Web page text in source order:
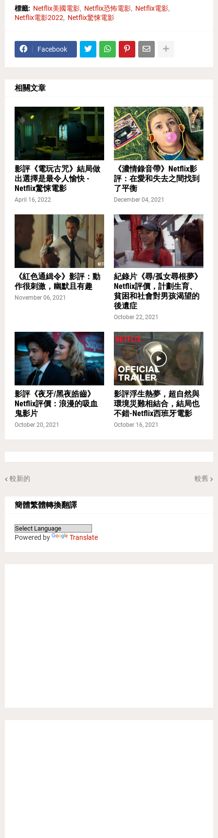
標籤: Netflix美國電影 Netflix恐怖電影
Netflix電影
Netflix電影2022
Netflix驚悚電影
Facebook
相關文章
影評《電玩古咒》結局做
出選擇是最令人愉快 -
Netflix驚悚電影
April 16, 2022
《濃情錄音帶》Netflix影
評：在愛和失去之間找到
了平衡
December 04, 2021
《紅色通緝令》影評：動
作很刺激，幽默且有趣
November 06, 2021
紀錄片《尋/孤女尋根夢》
Netflix評價，計劃生育、
貧困和社會對男孩渴望的
後遺症
October 22, 2021
影評《夜牙/黑夜皓齒》
Netflix評價：浪漫的吸血
鬼影片
October 20, 2021
影評浮生熱夢，超自然與
環境災難相結合，結局也
不錯-Netflix西班牙電影
October 16, 2021
較新的 較舊
簡體繁體轉換翻譯
Powered by Translate